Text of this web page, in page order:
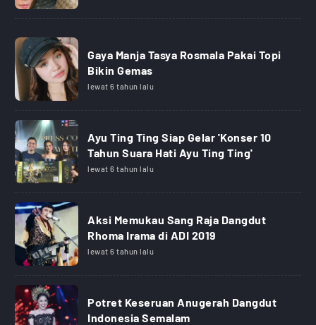
Gaya Manja Tasya Rosmala Pakai Topi
Bikin Gemas
lewat 6 tahun lalu
Ayu Ting Ting Siap Gelar 'Konser 10
Tahun Suara Hati Ayu Ting Ting'
lewat 6 tahun lalu
Aksi Memukau Sang Raja Dangdut
Rhoma Irama di ADI 2019
lewat 6 tahun lalu
Potret Keseruan Anugerah Dangdut
Indonesia Semalam